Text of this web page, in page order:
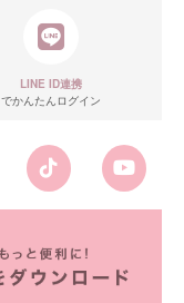
LINE ID連携
でかんたんログイン